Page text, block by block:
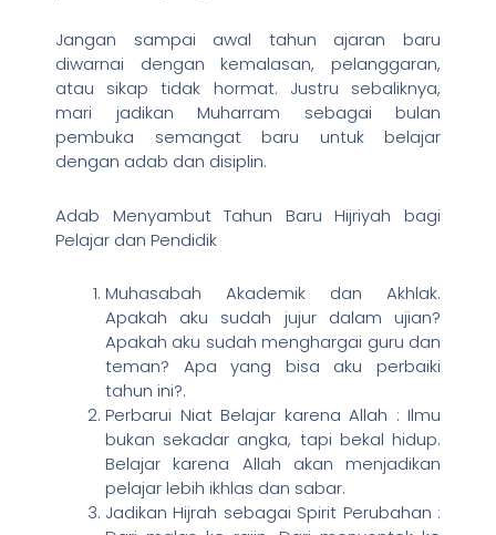
Jangan sampai awal tahun ajaran baru
diwarnai dengan kemalasan, pelanggaran,
atau sikap tidak hormat. Justru sebaliknya,
mari jadikan Muharram sebagai bulan
pembuka semangat baru untuk belajar
dengan adab dan disiplin.
Adab Menyambut Tahun Baru Hijriyah bagi
Pelajar dan Pendidik
Muhasabah Akademik dan Akhlak.
Apakah aku sudah jujur dalam ujian?
Apakah aku sudah menghargai guru dan
teman? Apa yang bisa aku perbaiki
tahun ini?.
Perbarui Niat Belajar karena Allah : Ilmu
bukan sekadar angka, tapi bekal hidup.
Belajar karena Allah akan menjadikan
pelajar lebih ikhlas dan sabar.
Jadikan Hijrah sebagai Spirit Perubahan :